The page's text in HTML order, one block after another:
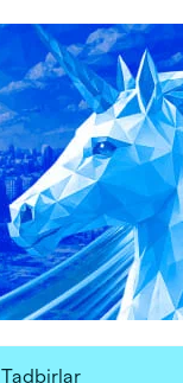
Tadbirlar